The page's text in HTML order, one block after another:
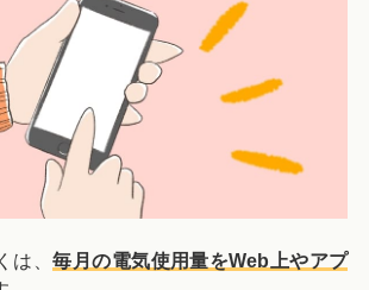
は、毎月の電気使用量をWeb上やアプ